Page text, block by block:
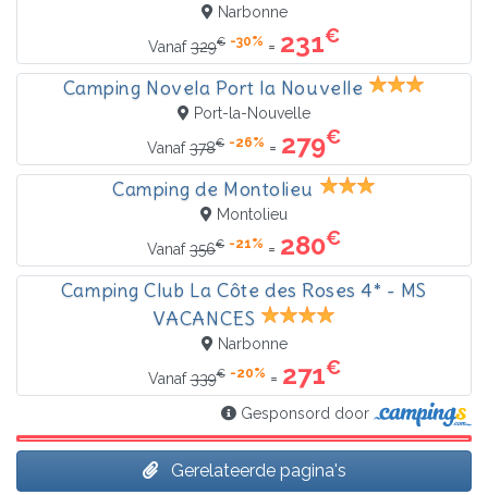
Narbonne
Vanaf329€ -30% = 231€
Camping Novela Port la Nouvelle
Port-la-Nouvelle
Vanaf378€ -26% = 279€
Camping de Montolieu
Montolieu
Vanaf356€ -21% = 280€
Camping Club La Côte des Roses 4* - MS
VACANCES
Narbonne
Vanaf339€ -20% = 271€
Gesponsord door
Gerelateerde pagina's